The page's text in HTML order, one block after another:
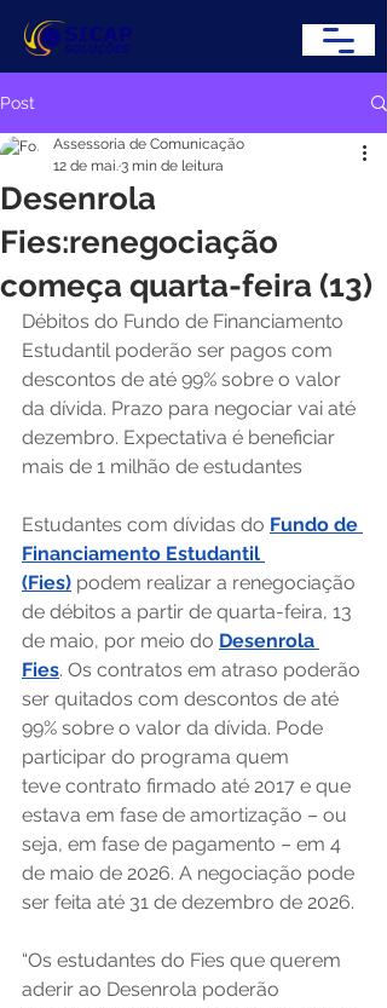
Post
Desenrola
Fies:renegociação
começa quarta-feira (13)
Assessoria de Comunicação
12 de mai.3 min de leitura
Débitos do Fundo de Financiamento
Estudantil poderão ser pagos com
descontos de até 99% sobre o valor
da dívida. Prazo para negociar vai até
dezembro. Expectativa é beneficiar
mais de 1 milhão de estudantes
Estudantes com dívidas do Fundo de
Financiamento Estudantil
(Fies) podem realizar a renegociação
de débitos a partir de quarta-feira, 13
de maio, por meio do Desenrola
Fies. Os contratos em atraso poderão
ser quitados com descontos de até
99% sobre o valor da dívida. Pode
participar do programa quem
teve contrato firmado até 2017 e que
estava em fase de amortização – ou
seja, em fase de pagamento – em 4
de maio de 2026. A negociação pode
ser feita até 31 de dezembro de 2026.
“Os estudantes do Fies que querem
aderir ao Desenrola poderão